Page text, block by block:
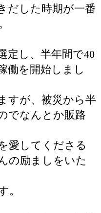
だした時期が一番
定し、半年間で40
働を開始しまし
すが、被災から半
でなんとか販路
愛してくださる
の励ましをいた
。